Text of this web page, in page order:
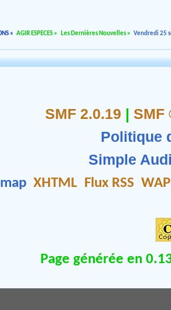
» AGIR ESPECES » Les Dernières Nouvelles» Vendredi 25
SMF 2.0.19 | SMF
Politique
Simple
XHTML Flux RSS
Page générée en